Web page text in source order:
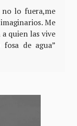
no lo fuera,me
Me
quien las vive
de agua”